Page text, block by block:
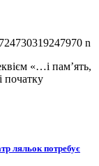
«…і пам’ять,
початку
ляльок потребує